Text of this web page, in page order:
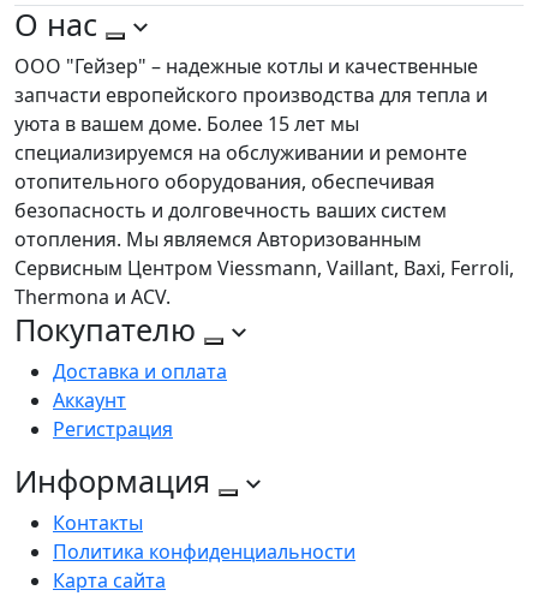
О нас
ООО "Гейзер" – надежные котлы и качественные
запчасти европейского производства для тепла и
уюта в вашем доме. Более 15 лет мы
специализируемся на обслуживании и ремонте
отопительного оборудования, обеспечивая
безопасность и долговечность ваших систем
отопления. Мы являемся Авторизованным
Сервисным Центром Viessmann, Vaillant, Baxi, Ferroli,
Thermona и ACV.
Покупателю
Доставка и оплата
Аккаунт
Регистрация
Информация
Контакты
Политика конфиденциальности
Карта сайта